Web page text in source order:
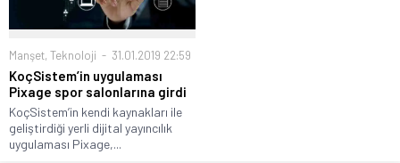
Manşet, Teknoloji 31.01.2019 22:59
KoçSistem’in uygulaması
Pixage spor salonlarına girdi
KoçSistem’in kendi kaynakları ile
geliştirdiği yerli dijital yayıncılık
uygulaması Pixage,...